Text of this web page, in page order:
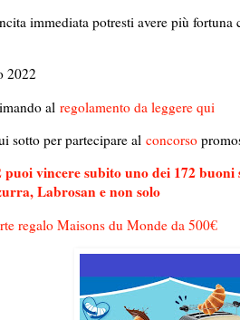
immediata potresti avere più fortuna
2022
al regolamento da leggere qui
sotto per partecipare al concorso
puoi vincere subito uno dei 172 buoni
Labrosan e non solo
regalo Maisons du Monde da 500€